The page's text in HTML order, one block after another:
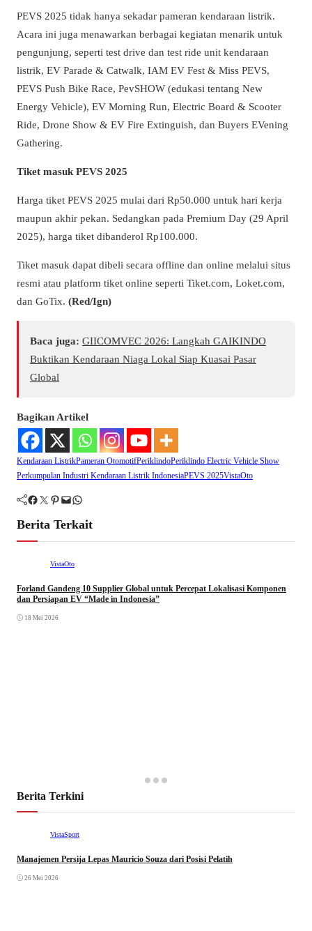
PEVS 2025 tidak hanya sekadar pameran kendaraan listrik.
Acara ini juga menawarkan berbagai kegiatan menarik untuk
pengunjung, seperti test drive dan test ride unit kendaraan
listrik, EV Parade & Catwalk, IAM EV Fest & Miss PEVS,
PEVS Push Bike Race, PevSHOW (edukasi tentang New
Energy Vehicle), EV Morning Run, Electric Board & Scooter
Ride, Drone Show & EV Fire Extinguish, dan Buyers EVening
Gathering.
Tiket masuk PEVS 2025
Harga tiket PEVS 2025 mulai dari Rp50.000 untuk hari kerja
maupun akhir pekan. Sedangkan pada Premium Day (29 April
2025), harga tiket dibanderol Rp100.000.
Tiket masuk dapat dibeli secara offline dan online melalui situs
resmi atau platform tiket online seperti Tiket.com, Loket.com,
dan GoTix. (Red/Ign)
Baca juga: GIICOMVEC 2026: Langkah GAIKINDO
Buktikan Kendaraan Niaga Lokal Siap Kuasai Pasar
Global
Bagikan Artikel
Kendaraan ListrikPameran OtomotifPeriklindoPeriklindo Electric Vehicle Show
Perkumpulan Industri Kendaraan Listrik IndonesiaPEVS 2025VistaOto
Facebook Twitter Pinterest Mail WhatsApp
Berita Terkait
VistaOto
Forland Gandeng 10 Supplier Global untuk Percepat Lokalisasi Komponen
dan Persiapan EV “Made in Indonesia”
18 Mei 2026
Berita Terkini
VistaSport
Manajemen Persija Lepas Mauricio Souza dari Posisi Pelatih
26 Mei 2026